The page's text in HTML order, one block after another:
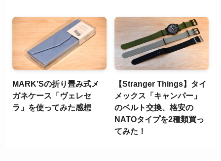
MARK’Sの折り畳み式メ
ガネケース「ヴェレセ
ラ」を使ってみた感想
【Stranger Things】タイ
メックス「キャンパー」
のベルト交換、格安の
NATOタイプを2種類買っ
てみた！